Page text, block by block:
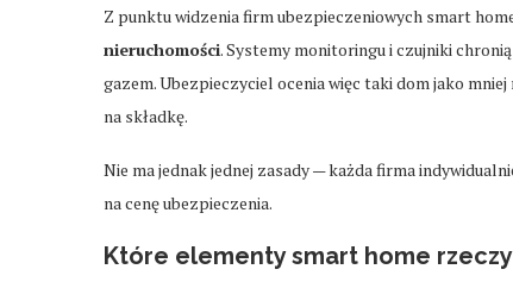
Z punktu widzenia firm ubezpieczeniowych smart
nieruchomości. Systemy monitoringu i czujniki
gazem. Ubezpieczyciel ocenia więc taki dom jako
na składkę.
Nie ma jednak jednej zasady — każda firma
na cenę ubezpieczenia.
Które elementy smart home